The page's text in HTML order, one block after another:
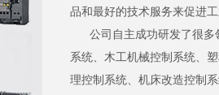
品和最好的技术服务来促进
公司自主成功研发了很
系统、木工机械控制系统、
理控制系统、机床改造控制